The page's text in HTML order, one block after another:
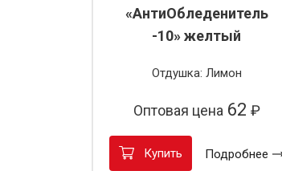
«АнтиОбледенитель
-10» желтый
Отдушка: Лимон
Оптовая цена 62 ₽
Купить Подробнее